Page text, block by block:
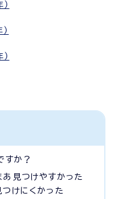
すか？
あ見つけやすかった
つけにくかった